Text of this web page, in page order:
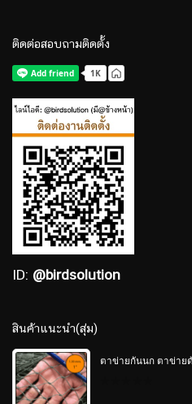
ติดต่อสอบถามติดตั้ง
ID: @birdsolution
สินค้าแนะนำ(สุ่ม)
ตาข่ายกันนก ตาข่ายดั